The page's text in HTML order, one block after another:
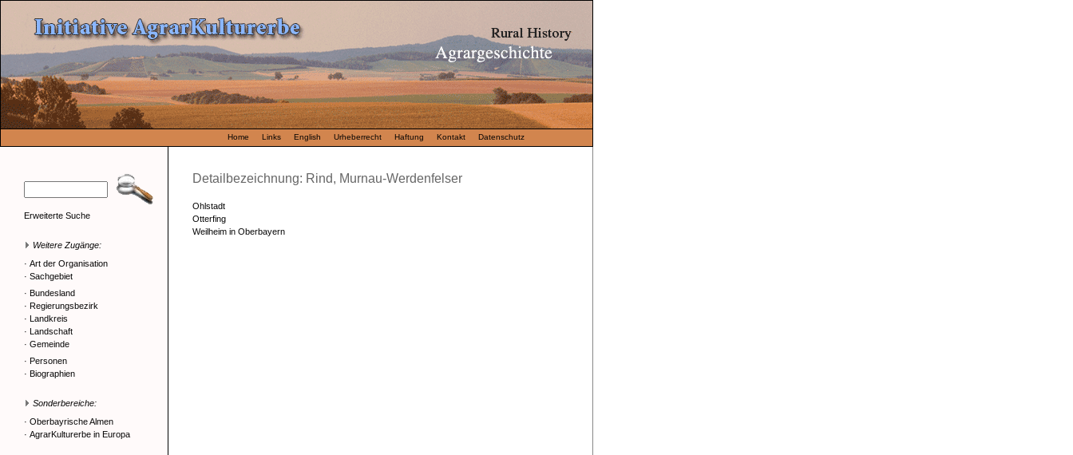
Home Links English Urheberrecht Haftung Kontakt Datenschutz
Erweiterte Suche
Weitere Zugänge:
· Art der Organisation
· Sachgebiet
· Bundesland
· Regierungsbezirk
· Landkreis
· Landschaft
· Gemeinde
· Personen
· Biographien
Sonderbereiche:
· Oberbayrische Almen
· AgrarKulturerbe in Europa
Detailbezeichnung: Rind, Murnau-Werdenfelser
Ohlstadt
Otterfing
Weilheim in Oberbayern